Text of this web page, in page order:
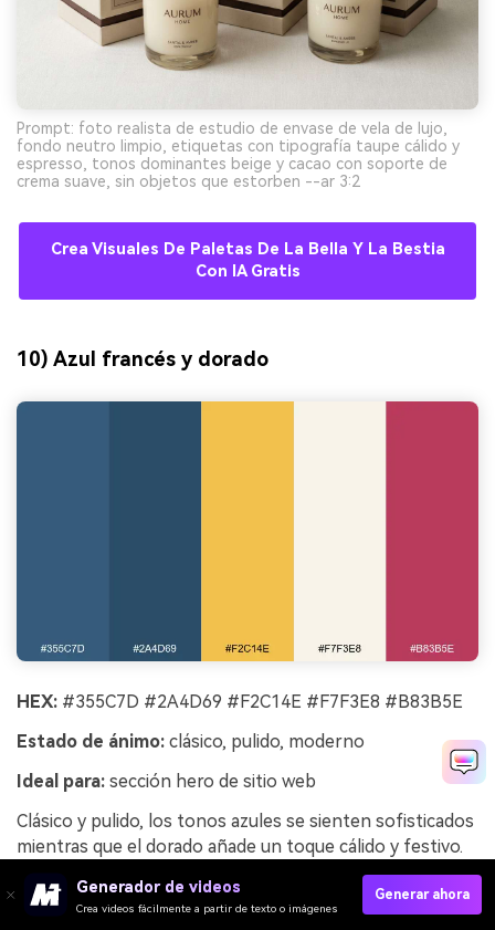
Prompt: foto realista de estudio de envase de vela de lujo,
fondo neutro limpio, etiquetas con tipografía taupe cálido y
espresso, tonos dominantes beige y cacao con soporte de
crema suave, sin objetos que estorben --ar 3:2
Crea Visuales De Paletas De La Bella Y La Bestia
Con IA Gratis
10) Azul francés y dorado
HEX: #355C7D #2A4D69 #F2C14E #F7F3E8 #B83B5E
Estado de ánimo: clásico, pulido, moderno
Ideal para: sección hero de sitio web
Clásico y pulido, los tonos azules se sienten sofisticados
mientras que el dorado añade un toque cálido y festivo.
Mantén el área principal clara con el blanco roto suave y
luego sobrepone paneles azules para estructura y
Generador de videos
Crea videos fácilmente a partir de texto o imágenes
Generar ahora